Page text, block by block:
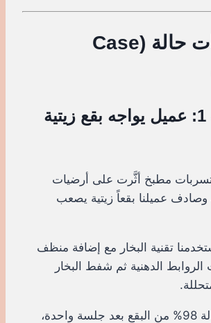
11. دراسات حالة (Case
دراسة حالة 1: عميل يواجه بقع زيتية
مطبخ أثَّرت على أرضيات
وصادف عميلنا بقعاً زيتية يصعب
تقنية البخار مع إضافة منظف
الدهنية ثم شفط البخار
إزالة 98% من البقع بعد جلسة واحدة،